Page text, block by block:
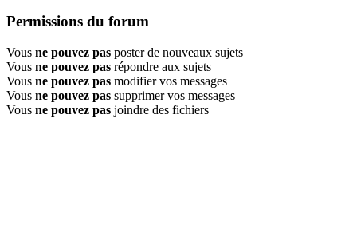
Permissions du forum
Vous ne pouvez pas poster de nouveaux sujets
Vous ne pouvez pas répondre aux sujets
Vous ne pouvez pas modifier vos messages
Vous ne pouvez pas supprimer vos messages
Vous ne pouvez pas joindre des fichiers